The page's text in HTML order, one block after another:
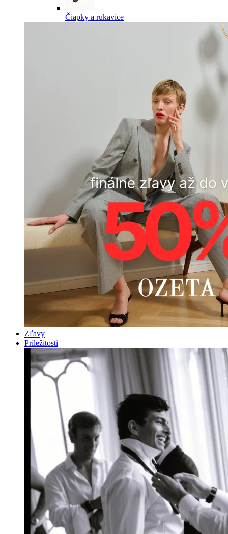
Čiapky a rukavice
Zľavy
Príležitosti